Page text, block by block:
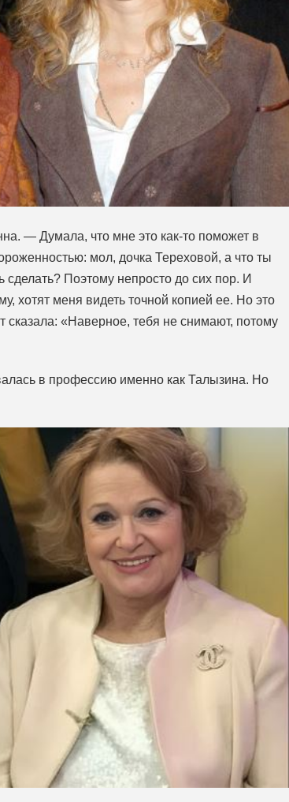
— Думала, что мне это как-то поможет в
мол, дочка Тереховой, а что ты
Поэтому непросто до сих пор. И
хотят меня видеть точной копией ее. Но это
«Наверное, тебя не снимают, потому
в профессию именно как Талызина. Но